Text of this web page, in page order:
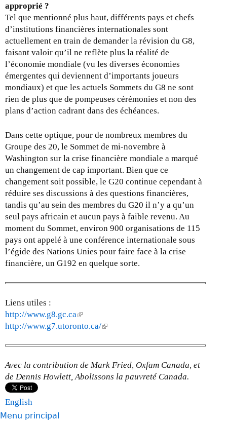
approprié ?
Tel que mentionné plus haut, différents pays et chefs
d’institutions financières internationales sont
actuellement en train de demander la révision du G8,
faisant valoir qu’il ne reflète plus la réalité de
l’économie mondiale (vu les diverses économies
émergentes qui deviennent d’importants joueurs
mondiaux) et que les actuels Sommets du G8 ne sont
rien de plus que de pompeuses cérémonies et non des
plans d’action cadrant dans des échéances.
Dans cette optique, pour de nombreux membres du
Groupe des 20, le Sommet de mi-novembre à
Washington sur la crise financière mondiale a marqué
un changement de cap important. Bien que ce
changement soit possible, le G20 continue cependant à
réduire ses discussions à des questions financières,
tandis qu’au sein des membres du G20 il n’y a qu’un
seul pays africain et aucun pays à faible revenu. Au
moment du Sommet, environ 900 organisations de 115
pays ont appelé à une conférence internationale sous
l’égide des Nations Unies pour faire face à la crise
financière, un G192 en quelque sorte.
Liens utiles :
http://www.g8.gc.ca(
l
n
i
http://www.g7.utoronto.ca/(
i
Avec la contribution de Mark Fried, Oxfam Canada, et
de Dennis Howlett, Abolissons la pauvreté Canada.
English
Menu principal